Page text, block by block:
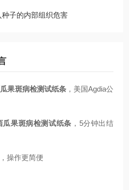
子的内部组织危害
果斑病检测试纸条，美国Agdia公
瓜果斑病检测试纸条 ，5分钟出结
操作更简便